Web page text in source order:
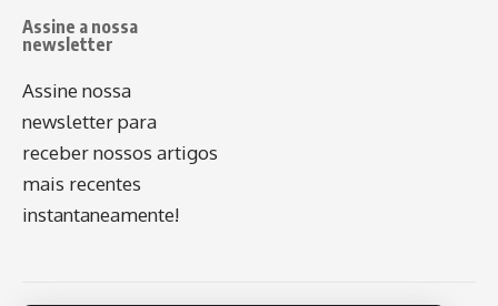
Assine a nossa
newsletter
Assine nossa
newsletter para
receber nossos artigos
mais recentes
instantaneamente!